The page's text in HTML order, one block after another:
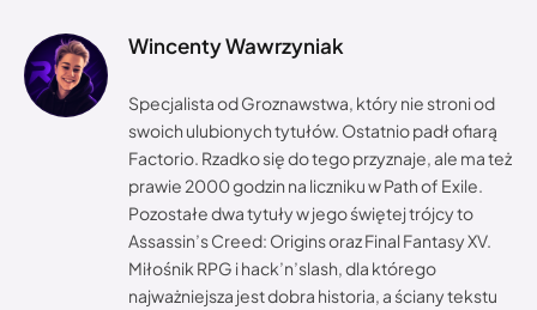
Wincenty Wawrzyniak
Specjalista od Groznawstwa, który nie stroni od
swoich ulubionych tytułów. Ostatnio padł ofiarą
Factorio. Rzadko się do tego przyznaje, ale ma też
prawie 2000 godzin na liczniku w Path of Exile.
Pozostałe dwa tytuły w jego świętej trójcy to
Assassin’s Creed: Origins oraz Final Fantasy XV.
Miłośnik RPG i hack’n’slash, dla którego
najważniejsza jest dobra historia, a ściany tekstu